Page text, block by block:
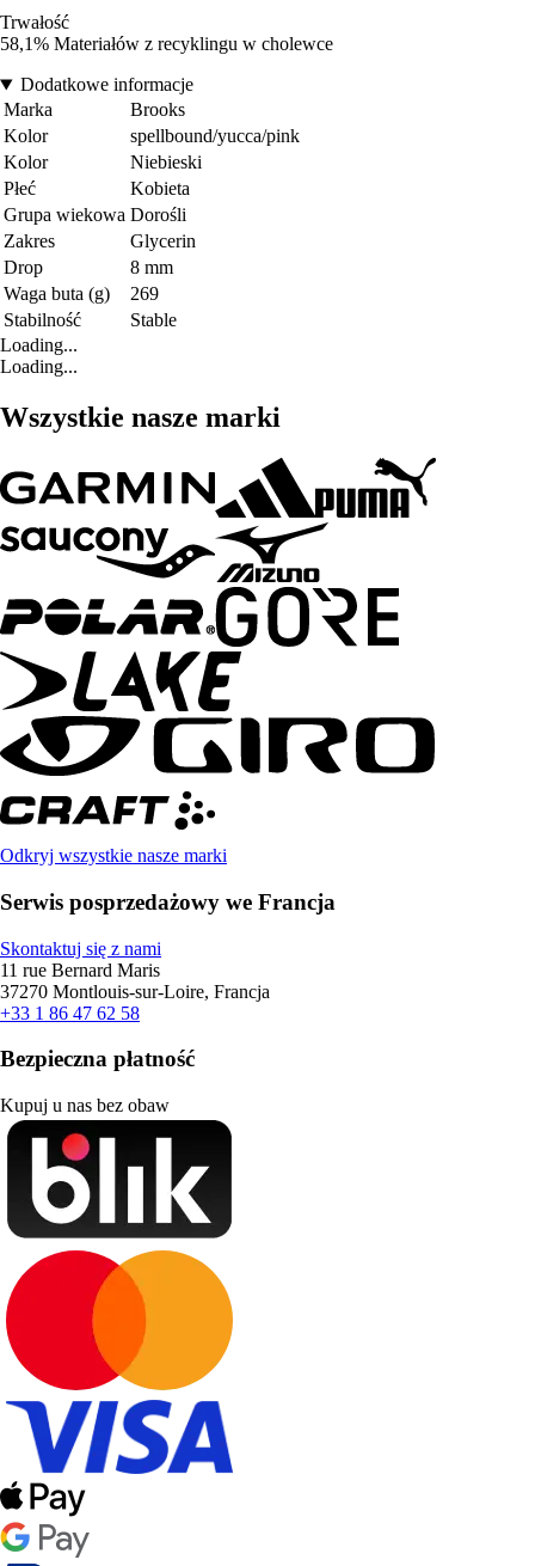
Trwałość
58,1% Materiałów z recyklingu w cholewce
Dodatkowe informacje
Marka
Brooks
Kolor
spellbound/yucca/pink
Kolor
Niebieski
Płeć
Kobieta
Grupa wiekowa Dorośli
Zakres
Glycerin
Drop
8 mm
Waga buta (g)
269
Stabilność
Stable
Loading...
Loading...
Wszystkie nasze marki
Odkryj wszystkie nasze marki
Serwis posprzedażowy we Francja
Skontaktuj się z nami
11 rue Bernard Maris
37270 Montlouis-sur-Loire, Francja
+33 1 86 47 62 58
Bezpieczna płatność
Kupuj u nas bez obaw